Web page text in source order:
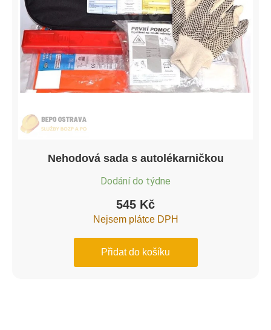
Nehodová sada s autolékarničkou
Dodání do týdne
545 Kč
Nejsem plátce DPH
Přidat do košíku